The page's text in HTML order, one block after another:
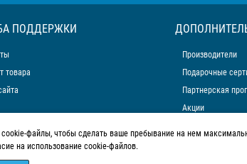
ПОДДЕРЖКИ
товара
Производители
Подарочные
Партнерская
Акции
cookie-файлы, чтобы сделать ваше пребывание на нем
на использование cookie-файлов.